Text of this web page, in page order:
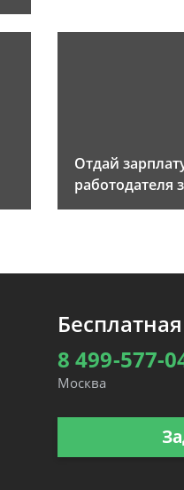
Отдай
работодателя
8 499-577-
Москва